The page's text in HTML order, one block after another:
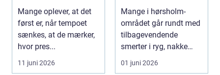
Mange oplever, at det
først er, når tempoet
sænkes, at de mærker,
hvor pres...
11 juni 2026
behandling i
nordsjælland
Mange i hørsholm-
området går rundt med
tilbagevendende
smerter i ryg, nakke
eller hoved uden at få
d...
01 juni 2026